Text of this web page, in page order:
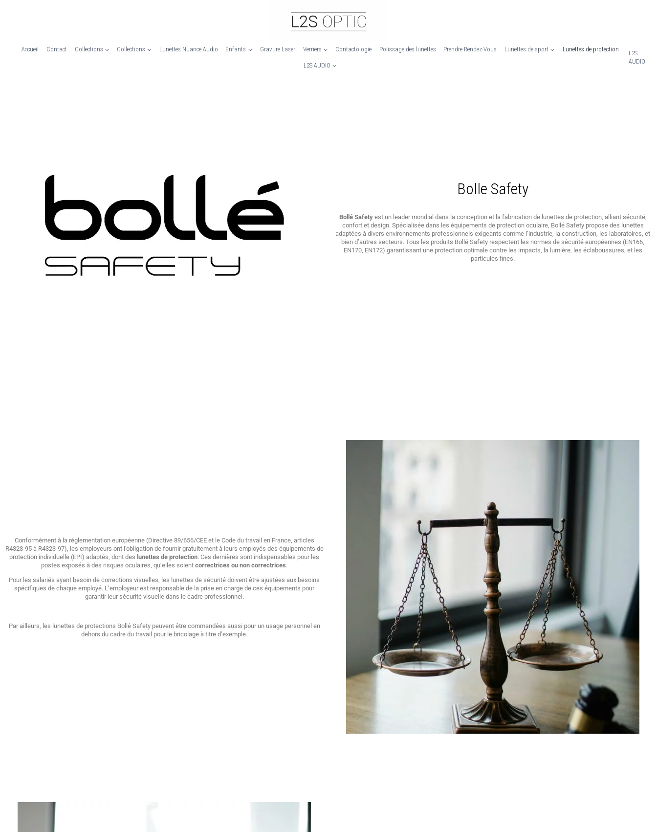
Accueil Contact Collections Collections Lunettes Nuance Audio Enfants Gravure Laser Verriers Contactologie Polissage des lunettes Prendre Rendez-Vous Lunettes de sport Lunettes de protection
L2S AUDIO
L2S
AUDIO
Bolle Safety
Bollé Safetyest un leader mondial dans la conception et la fabrication de lunettes de protection, alliant sécurité,
confort et design. Spécialisée dans les équipements de protection oculaire, Bollé Safety propose des lunettes
adaptées à divers environnements professionnels exigeants comme l’industrie, la construction, les laboratoires, et
bien d’autres secteurs. Tous les produits Bollé Safety respectent les normes de sécurité européennes (EN166,
EN170, EN172) garantissant une protection optimale contre les impacts, la lumière, les éclaboussures, et les
particules fines.
Conformément à la réglementation européenne (Directive 89/656/CEE et le Code du travail en France, articles
R4323-95 à R4323-97), les employeurs ont l’obligation de fournir gratuitement à leurs employés des équipements de
protection individuelle (EPI) adaptés, dont des lunettes de protection. Ces dernières sont indispensables pour les
postes exposés à des risques oculaires, qu’elles soient correctrices ou non correctrices.
Pour les salariés ayant besoin de corrections visuelles, les lunettes de sécurité doivent être ajustées aux besoins
spécifiques de chaque employé. L’employeur est responsable de la prise en charge de ces équipements pour
garantir leur sécurité visuelle dans le cadre professionnel.
Par ailleurs, les lunettes de protections Bollé Safety peuvent être commandées aussi pour un usage personnel en
dehors du cadre du travail pour le bricolage à titre d’exemple.